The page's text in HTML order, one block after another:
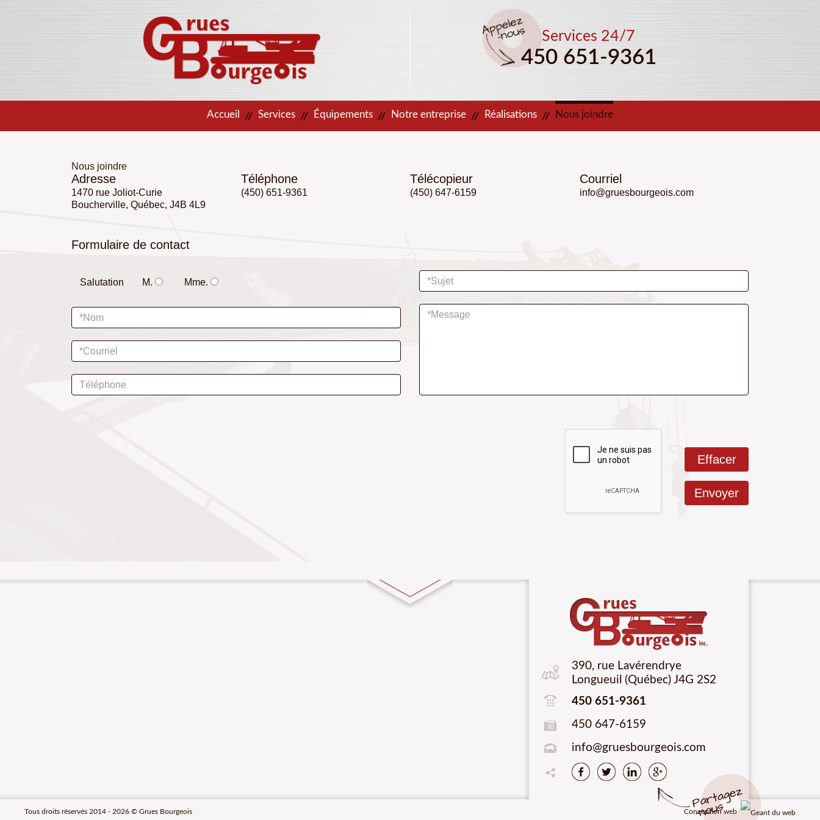
Services 24/7
450 651-9361
Accueil Services Équipements Notre entreprise Réalisations Nous joindre
Nous joindre
Adresse
1470 rue Joliot-Curie
Boucherville, Québec, J4B 4L9
Téléphone
(450) 651-9361
Télécopieur
(450) 647-6159
Courriel
info@gruesbourgeois.com
Formulaire de contact
Salutation M. Mme.
Tous droits réservés 2014 - 2026 © Grues Bourgeois Conception web
390, rue Lavérendrye
Longueuil (Québec) J4G 2S2
450 651-9361
450 647-6159
info@gruesbourgeois.com